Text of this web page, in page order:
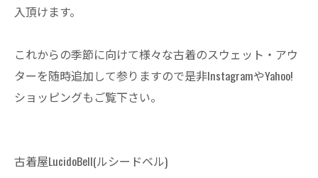
入頂けます。
これからの季節に向けて様々な古着のスウェット・アウ
ターを随時追加して参りますので是非InstagramやYahoo!
ショッピングもご覧下さい。
古着屋LucidoBell(ルシードベル)